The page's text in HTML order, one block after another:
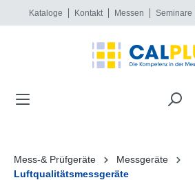
springen
Kataloge Kontakt Messen Seminare
Mess-& Prüfgeräte
Messgeräte
Luftqualitätsmessgeräte